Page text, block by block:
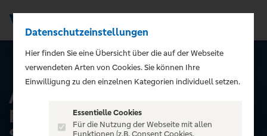
ALLE TERMINE
Alster-Rundfahrt mit
Rondeelteich - Dampfschiff
Datenschutzeinstellungen
Hier finden Sie eine Übersicht über die auf der Webseite
verwendeten Arten von Cookies. Sie können Ihre
Einwilligung zu den einzelnen Kategorien individuell setzen.
Essentielle Cookies
Für die Nutzung der Webseite mit allen